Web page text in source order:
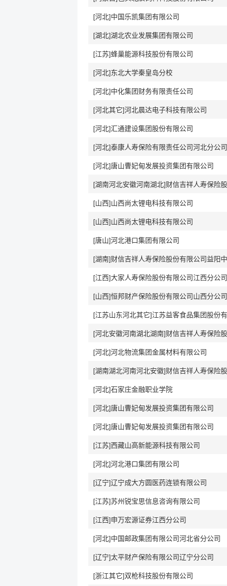
[河北]中国乐凯集团有限公司
[湖北]湖北农业发展集团有限公司
[江苏]蜂巢能源科技股份有限公司
[河北]东北大学秦皇岛分校
[河北]中化集团财务有限责任公司
[河北其它]河北晨达电子科技有限公司
[河北]汇通建设集团股份有限公司
[河北]泰康人寿保险有限责任公司河北分公司
[河北]唐山曹妃甸发展投资集团有限公司
[山西]山西尚太锂电科技有限公司
[山西]山西尚太锂电科技有限公司
[唐山]河北港口集团有限公司
[江西]大家人寿保险股份有限公司江西分公司
[山西]恒邦财产保险股份有限公司山西分公司
[河北]河北物流集团金属材料有限公司
[河北]石家庄金融职业学院
[河北]唐山曹妃甸发展投资集团有限公司
[河北]唐山曹妃甸发展投资集团有限公司
[江苏]西藏山高新能源科技有限公司
[河北]河北港口集团有限公司
[辽宁]辽宁成大方圆医药连锁有限公司
[江苏]苏州锐宝思信息咨询有限公司
[江西]申万宏源证券江西分公司
[河北]中国邮政集团有限公司河北省分公司
[辽宁]太平财产保险有限公司辽宁分公司
[浙江其它]双枪科技股份有限公司